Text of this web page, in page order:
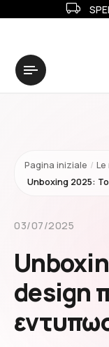
Pagina iniziale /
Unboxing 2025:
03/07/2025
design